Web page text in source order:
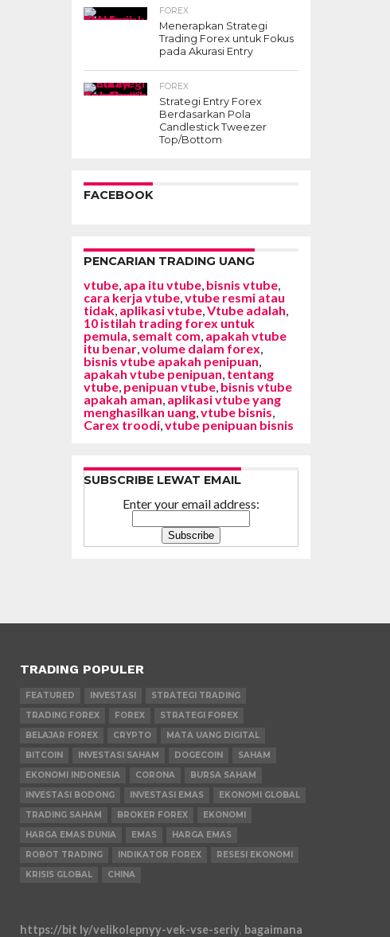
FOREX
Menerapkan Strategi
Trading Forex untuk Fokus
pada Akurasi Entry
FOREX
Strategi Entry Forex
Berdasarkan Pola
Candlestick Tweezer
Top/Bottom
FACEBOOK
PENCARIAN TRADING UANG
vtube, apa itu vtube, bisnis vtube,
cara kerja vtube,vtube resmi atau
tidak, aplikasi vtube,Vtube adalah,
10 istilah trading forex untuk
pemula, semalt com, apakah vtube
itu benar,volume dalam forex,
bisnis vtube apakah penipuan,
apakah vtube penipuan, tentang
vtube, penipuan vtube, bisnis vtube
apakah aman, aplikasi vtube yang
menghasilkan uang,vtube bisnis,
Carex troodi,vtube penipuan bisnis
SUBSCRIBE LEWAT EMAIL
Enter your email address:
TRADING POPULER
FEATURED INVESTASI
STRATEGI TRADING
TRADING FOREX
FOREX
STRATEGI FOREX
BELAJAR FOREX
CRYPTO
MATA UANG DIGITAL
BITCOIN
INVESTASI SAHAM DOGECOIN
SAHAM
EKONOMI INDONESIA
CORONA
BURSA SAHAM
INVESTASI BODONG
INVESTASI EMAS
EKONOMI GLOBAL
TRADING SAHAM
BROKER FOREX
EKONOMI
HARGA EMAS DUNIA
EMAS
HARGA EMAS
ROBOT TRADING
INDIKATOR FOREX
RESESI EKONOMI
KRISIS GLOBAL
CHINA
https://bit ly/velikolepnyy-vek-vse-seriy, bagaimana